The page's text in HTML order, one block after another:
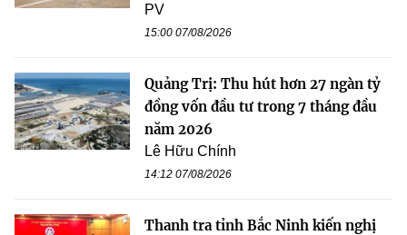
PV
15:00 07/08/2026
Quảng Trị: Thu hút hơn 27 ngàn tỷ
đồng vốn đầu tư trong 7 tháng đầu
năm 2026
Lê Hữu Chính
14:12 07/08/2026
Thanh tra tỉnh Bắc Ninh kiến nghị